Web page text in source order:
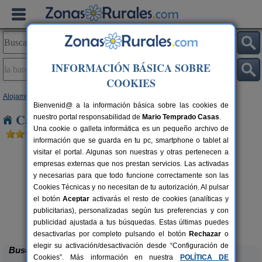
Alojamientos
Casas Rurales en La Baronia de Rialb
30+5 pers.
desde26 €
El Corral de Lladurs
Lladurs (Lleida)
Buscar
INFORMACIÓN BÁSICA SOBRE
COOKIES
Bienvenid@ a la información básica sobre las cookies de
nuestro portal responsabilidad de Mario Temprado Casas.
Una cookie o galleta informática es un pequeño archivo de
información que se guarda en tu pc, smartphone o tablet al
visitar el portal. Algunas son nuestras y otras pertenecen a
empresas externas que nos prestan servicios. Las activadas
y necesarias para que todo funcione correctamente son las
Cookies Técnicas y no necesitan de tu autorización. Al pulsar
el botónAceptar activarás el resto de cookies (analíticas y
publicitarias), personalizadas según tus preferencias y con
publicidad ajustada a tus búsquedas. Estas últimas puedes
desactivarlas por completo pulsando el botón Rechazar o
elegir su activación/desactivación desde “Configuración de
Cookies”. Más información en nuestra
POLÍTICA DE